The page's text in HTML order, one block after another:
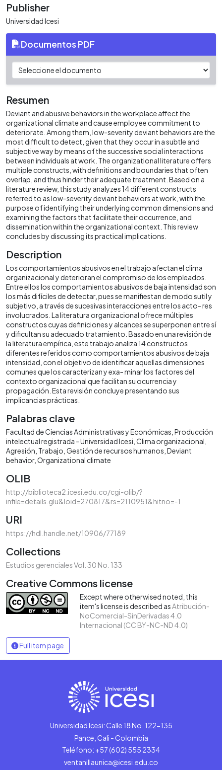
Publisher
Universidad Icesi
Documentos PDF
Resumen
Deviant and abusive behaviors in the workplace affect the
organizational climate and cause employee commitment to
deteriorate. Among them, low-severity deviant behaviors are the
most difficult to detect, given that they occur in a subtle and
subjective way by means of the successive social interactions
between individuals at work. The organizational literature offers
multiple constructs, with definitions and boundaries that often
overlap, and thus hinder their adequate treatment. Based on a
literature review, this study analyzes 14 different constructs
referred to as low-severity deviant behaviors at work, with the
purpose of identifying their underlying common dimensions and
examining the factors that facilitate their occurrence, and
dissemination within the organizational context. This review
concludes by discussing its practical implications.
Description
Los comportamientos abusivos en el trabajo afectan el clima
organizacional y deterioran el compromiso de los empleados.
Entre ellos los comportamientos abusivos de baja intensidad son
los más difíciles de detectar, pues se manifiestan de modo sutil y
subjetivo, a través de sucesivas interacciones entre los acto- res
involucrados. La literatura organizacional ofrece múltiples
constructos cuyas definiciones y alcances se superponen entre sí
y dificultan su adecuado tratamiento. Basado en una revisión de
la literatura empírica, este trabajo analiza 14 constructos
diferentes referidos como comportamientos abusivos de baja
intensidad, con el objetivo de identificar aquellas dimensiones
comunes que los caracterizan y exa- minar los factores del
contexto organizacional que facilitan su ocurrencia y
propagación. Esta revisión concluye presentando sus
implicancias prácticas.
Palabras clave
Facultad de Ciencias Administrativas y Económicas Producción
intelectual registrada - Universidad Icesi Clima organizacional
Agresión Trabajo Gestión de recursos humanos Deviant
behavior Organizational climate
OLIB
http://biblioteca2.icesi.edu.co/cgi-olib/?
infile=details.glu&loid=270817&rs=2110951&hitno=-1
URI
https://hdl.handle.net/10906/77189
Collections
Estudios gerenciales Vol. 30 No. 133
Creative Commons license
Except where otherwised noted, this
item's license is described asAtribución-
NoComercial-SinDerivadas 4.0
Internacional (CC BY-NC-ND 4.0)
Full item page
Universidad Icesi: Calle 18 No. 122-135
Pance, Cali - Colombia
Teléfono: +57 (602) 555 2334
ventanillaunica@icesi.edu.co